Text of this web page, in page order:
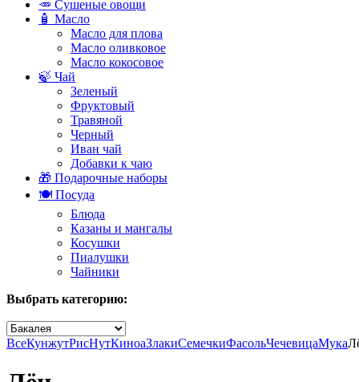
🥕 Сушеные овощи
🧴 Масло
Масло для плова
Масло оливковое
Масло кокосовое
🍃 Чай
Зеленый
Фруктовый
Травяной
Черный
Иван чай
Добавки к чаю
🎁 Подарочные наборы
🍽️ Посуда
Блюда
Казаны и мангалы
Косушки
Пиалушки
Чайники
Выбрать категорию:
ВсеКунжутРисНутКиноаЗлакиСемечкиФасольЧечевицаМука